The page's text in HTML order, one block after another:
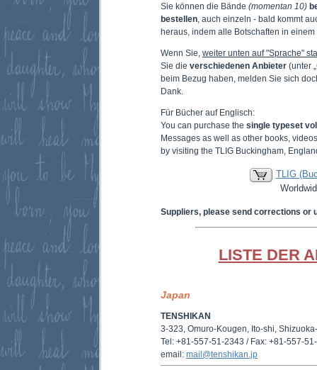
Sie können die Bände (momentan 10)
bestellen , auch einzeln - bald kommt
heraus, indem alle Botschaften in
Wenn Sie, weiter unten auf "Sprache"
Sie die verschiedenen Anbieter (unter
beim Bezug haben, melden Sie sich
Dank.
Für Bücher auf Englisch:
You can purchase the single typeset
Messages as well as other books,
by visiting the TLIG Buckingham,
TLIG
Suppliers, please send corrections or
LISTE DER
Japan
TENSHIKAN
3-323, Omuro-Kougen, Ito-shi,
Tel: +81-557-51-2343 / Fax: +81-557-
email: mail@tenshikan.jp